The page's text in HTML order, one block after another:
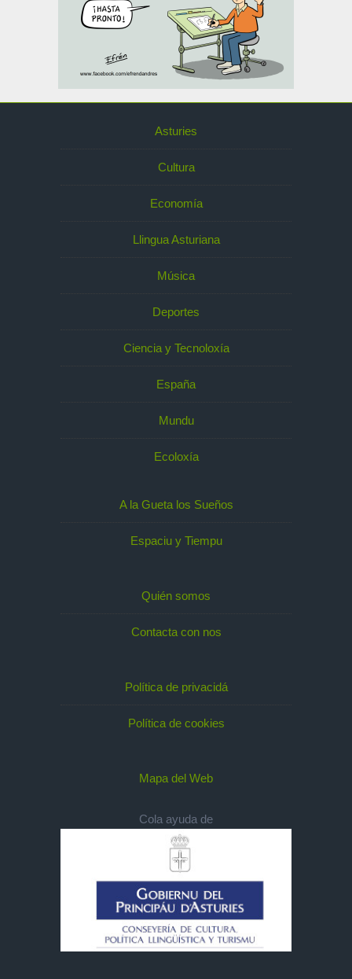
Asturies
Cultura
Economía
Llingua Asturiana
Música
Deportes
Ciencia y Tecnoloxía
España
Mundu
Ecoloxía
A la Gueta los Sueños
Espaciu y Tiempu
Quién somos
Contacta con nos
Política de privacidá
Política de cookies
Mapa del Web
Cola ayuda de